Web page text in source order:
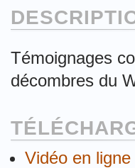
Témoignages
décombres du
Vidéo en